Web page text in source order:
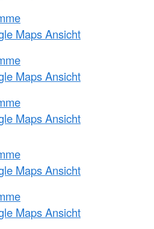
Maps Ansicht
Maps Ansicht
Maps Ansicht
Maps Ansicht
Maps Ansicht